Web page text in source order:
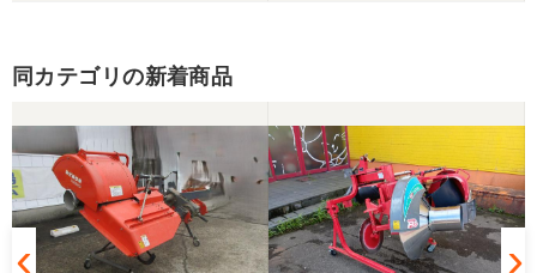
同カテゴリの新着商品